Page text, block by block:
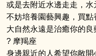
或是去附近水邊走走，水
不妨培養園藝興趣，買點
大自然永遠是治癒你的良
? 摩羯座
身邊親近的人希望你敞開